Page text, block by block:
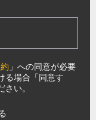
」への同意が必要
る場合「同意す
い。